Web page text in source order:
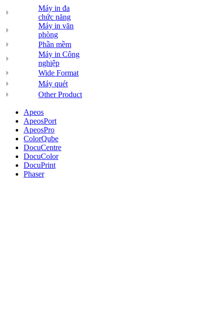
Máy in đa
chức năng
Máy in văn
phòng
Phần mềm
Máy in Công
nghiệp
Wide Format
Máy quét
Other Product
Apeos
ApeosPort
ApeosPro
ColorQube
DocuCentre
DocuColor
DocuPrint
Phaser